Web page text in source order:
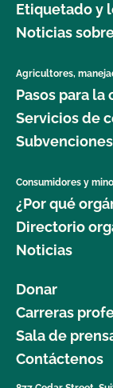
Etiquetado y
Noticias
Agricultores,
Pasos para
Servicios de
Consumidores y
¿Por qué
Directorio
Noticias
Donar
Carreras
Sala de
Contáctenos